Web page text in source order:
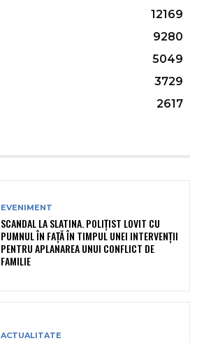
12169
9280
5049
3729
2617
EVENIMENT
SCANDAL LA SLATINA. POLIȚIST LOVIT CU
PUMNUL ÎN FAȚĂ ÎN TIMPUL UNEI INTERVENȚII
PENTRU APLANAREA UNUI CONFLICT DE
FAMILIE
ACTUALITATE